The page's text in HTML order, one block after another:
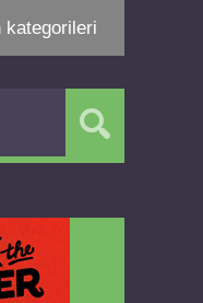
kategorileri